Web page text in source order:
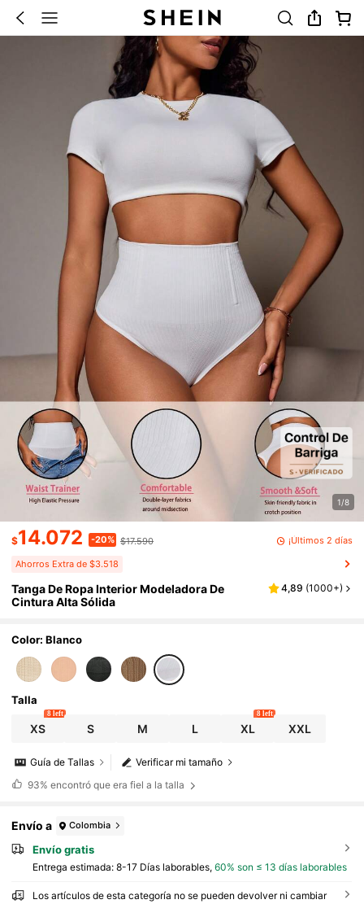
1/8
$14.072 -20% $17.590 ¡Últimos 2 días
Ahorros Extra de $3.518
Tanga De Ropa Interior Modeladora De
Cintura Alta Sólida
4,89 (1000+)
Color: Blanco
Talla
XS
8 left
S M L XL
8 left
XXL
Verificar mi tamaño
Guía de Tallas
93% encontró que era fiel a la talla
Envío a Colombia
Envío gratis
Entrega estimada: 8-17 Días laborables, 60% son ≤ 13 días laborables
Los artículos de esta categoría no se pueden devolver ni cambiar